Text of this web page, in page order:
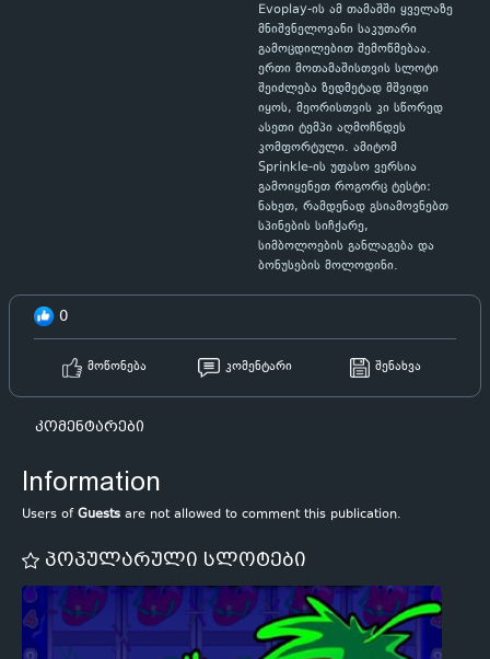
Evoplay-ის ამ თამაშში ყველაზე
მნიშვნელოვანი საკუთარი
გამოცდილებით შემოწმებაა.
ერთი მოთამაშისთვის სლოტი
შეიძლება ზედმეტად მშვიდი
იყოს, მეორისთვის კი სწორედ
ასეთი ტემპი აღმოჩნდეს
კომფორტული. ამიტომ
Sprinkle-ის უფასო ვერსია
გამოიყენეთ როგორც ტესტი:
ნახეთ, რამდენად გსიამოვნებთ
სპინების სიჩქარე,
სიმბოლოების განლაგება და
ბონუსების მოლოდინი.
0
მოწონება კომენტარი შენახვა
კომენტარები
Information
Users ofGuests are not allowed to comment this publication.
პოპულარული სლოტები